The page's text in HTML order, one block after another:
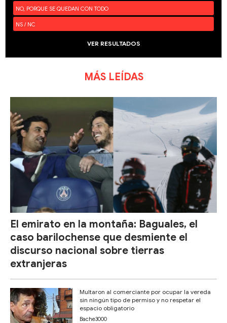
NO, PORQUE SE QUEDAN CON TODO
NS / NC
VER RESULTADOS
MÁS LEÍDAS
El emirato en la montaña: Baguales, el
caso barilochense que desmiente el
discurso nacional sobre tierras
extranjeras
Multaron al comerciante por ocupar la vereda
sin ningún tipo de permiso y no respetar el
espacio obligatorio
Bache3000